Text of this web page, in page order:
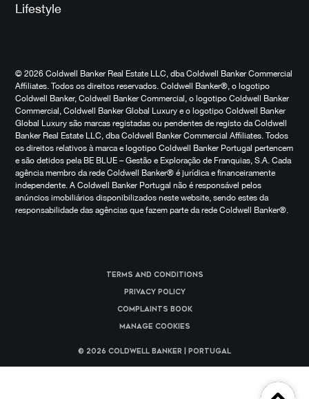
Lifestyle
© 2026 Coldwell Banker Real Estate LLC, dba Coldwell Banker Commercial
Affiliates. Todos os direitos reservados. Coldwell Banker®, o logotipo
Coldwell Banker, Coldwell Banker Commercial, o logotipo Coldwell Banker
Commercial, Coldwell Banker Global Luxury e o logotipo Coldwell Banker
Global Luxury são marcas registadas ou pendentes de registo da Coldwell
Banker Real Estate LLC, dba Coldwell Banker Commercial Affiliates. Todos
os direitos relativos à marca e logotipo Coldwell Banker Portugal pertencem
e são detidos pela BE BLUE – Gestão e Exploração de Franquias, S.A. Cada
agência membro da rede Coldwell Banker® é jurídica e financeiramente
independente. A Coldwell Banker Portugal não é responsável pelos
anúncios imobiliários disponibilizados neste website, sendo estes da
responsabilidade das agências que fazem parte da rede Coldwell Banker®.
Terms and Conditions
Privacy Policy
Complaints Book
Manage cookies
© 2026 Coldwell Banker | Portugal